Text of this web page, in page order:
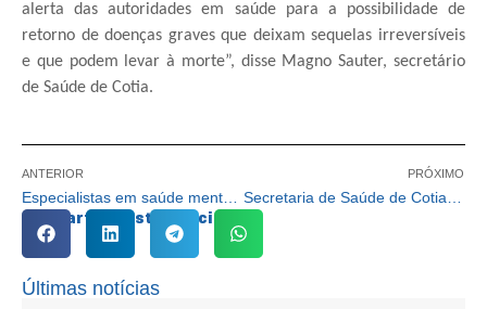
alerta das autoridades em saúde para a possibilidade de
retorno de doenças graves que deixam sequelas irreversíveis
e que podem levar à morte”, disse Magno Sauter, secretário
de Saúde de Cotia.
ANTERIOR PRÓXIMO
Compartilhe esta notícia:
Últimas notícias